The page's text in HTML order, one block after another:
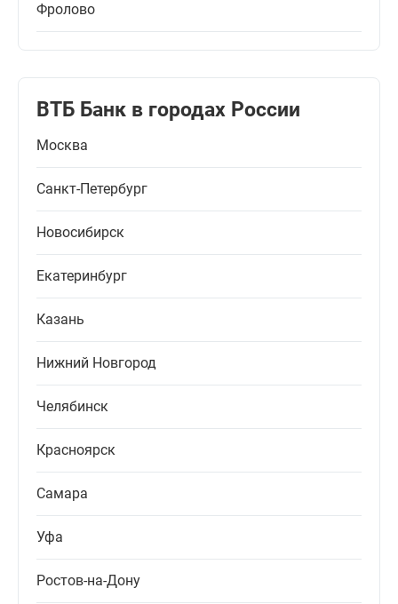
Фролово
ВТБ Банк в городах России
Москва
Санкт-Петербург
Новосибирск
Екатеринбург
Казань
Нижний Новгород
Челябинск
Красноярск
Самара
Уфа
Ростов-на-Дону